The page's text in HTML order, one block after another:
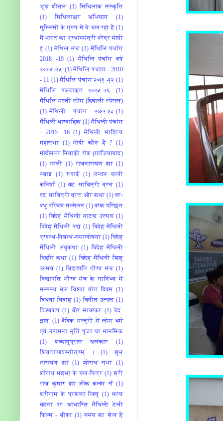
जूड़ शीतल (1) मिथिलाक संस्कृति
(1)
मिथिलाक्षर अभियान
(1)
मुस्लिमों के ग्रुप में ये चल रहा है (1)
मैं भारत का प्रधानमंत्री नरेंद्र मोदी
हूं (1) मैथिल मंच (1) मैथिलि पंचाँग
2018 -19 (1) मैथिलि पंचाँग वर्ष
२०२४-२५ (1) मैथिलि पंचांग - 2010
- 11 (1) मैथिलि पंचांग २०११ -१२ (1)
मैथिलि पञ्चाङ्ग २०२५-२६
(1)
मैथिलि मस्ती सोंग (दिवाली स्पेसल)
(1) मैथिली - पंचांग - २०१२-१३ (1)
मैथिली धारवाहिक (1) मैथिली पंचांग
- 2015 -16 (1) मैथिली साहित्य
महासभा (1) मोदी कौन है ? (1)
मोदीनगर निवाड़ी रोड (ग़ाज़ियाबाद)
(1) रमली (1) राजनारायण झा (1)
रुबाइ (1) रूबाई (1) लन्दन वाली
कनियाँ (1) वट सावित्री व्रत (1)
वट सावित्री व्रत और कथा (1) वर-
वधु परिचय सम्मेलन (1) वरक परिछन
(1) विदेह मैथिली नाट्य उत्सव (1)
विदेह मैथिली पद्य (1) विदेह मैथिली
प्रबन्ध-निबन्ध-समालोचना (1) विदेह
मैथिली लघुकथा (1) विदेह मैथिली
विहनि कथा (1) विदेह मैथिली शिशु
उत्सव (1) विद्यापति गौरव मंच (1)
विद्यापति गौरव मंच के सानिंध्य में
सम्पन्य भेल विश्वा योग दिवस (1)
विधवा विवाह (1) विनीत उत्पल (1)
विश्‍वकप (1) वीर सावरकर (1) वेद-
ज्ञान (1) वैदिक मन्त्रों में लोग धर्म
एवं उपासना मूर्ति-पूजा या मानसिक
(1)
शब्दानुप्रास अलंकार
(1)
शिवताण्डवस्तोत्रम् ।
(1)
शुभ
नारायण झा (1) शोराथ सभा (1)
शोराथ सहभा के चल-चित्र (1) श्री
राज कुमार झा जीक कलम सँ (1)
श्रीराम के प्रशंसा लिखू (1) सत्य
घटना पर आधारित मैथिली टेली
फिल्म - बौका (1) समय का खेल है